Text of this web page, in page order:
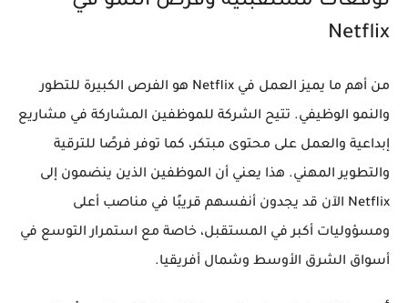
Netflix
من أهم ما يميز العمل في Netflix هو الفرص الكبيرة للتطور
والنمو الوظيفي. تتيح الشركة للموظفين المشاركة في مشاريع
إبداعية والعمل على محتوى مبتكر، كما توفر فرصًا للترقية
والتطوير المهني. هذا يعني أن الموظفين الذين ينضمون إلى
Netflix الآن قد يجدون أنفسهم قريبًا في مناصب أعلى
ومسؤوليات أكبر في المستقبل، خاصة مع استمرار التوسع في
أسواق الشرق الأوسط وشمال أفريقيا.